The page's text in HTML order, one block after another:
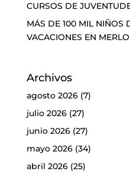
CURSOS DE
MÁS DE 100 MIL NIÑOS
VACACIONES EN MERLO
Archivos
agosto 2026(7)
julio 2026(27)
junio 2026(27)
mayo 2026(34)
abril 2026(25)